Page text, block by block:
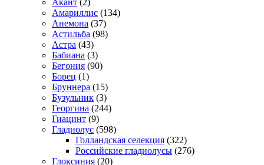
Акант (2)
Амариллис (134)
Анемона (37)
Астильба (98)
Астра (43)
Бабиана (3)
Бегония (90)
Борец (1)
Бруннера (15)
Бузульник (3)
Георгина (244)
Гиацинт (9)
Гладиолус (598)
Голландская селекция (322)
Российские гладиолусы (276)
Глоксиния (20)